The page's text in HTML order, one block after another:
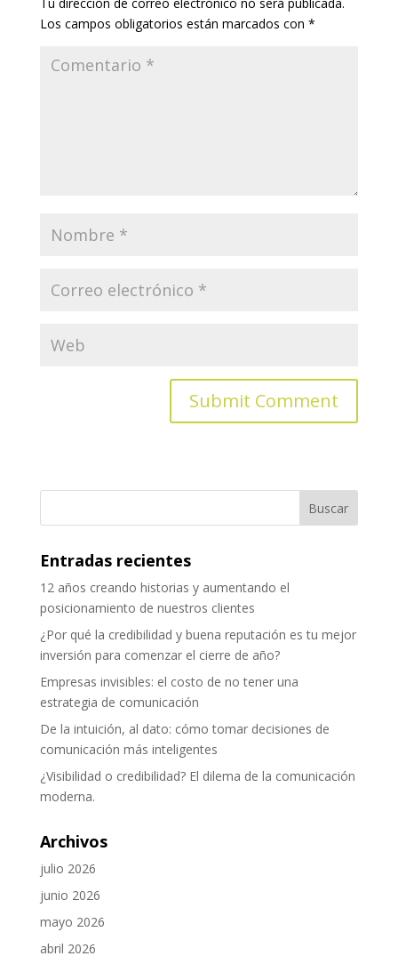
Tu dirección de correo electrónico no será publicada.
Los campos obligatorios están marcados con *
Entradas recientes
12 años creando historias y aumentando el
posicionamiento de nuestros clientes
¿Por qué la credibilidad y buena reputación es tu mejor
inversión para comenzar el cierre de año?
Empresas invisibles: el costo de no tener una
estrategia de comunicación
De la intuición, al dato: cómo tomar decisiones de
comunicación más inteligentes
¿Visibilidad o credibilidad? El dilema de la comunicación
moderna.
Archivos
julio 2026
junio 2026
mayo 2026
abril 2026